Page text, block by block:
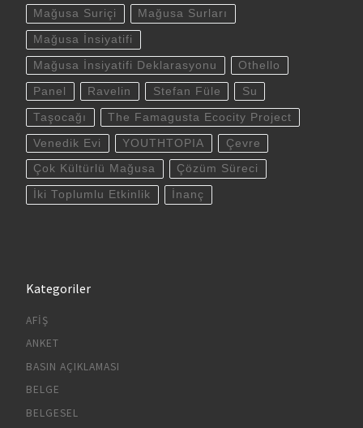
Mağusa Suriçi Mağusa Surları
Mağusa İnsiyatifi
Mağusa İnsiyatifi Deklarasyonu Othello
Panel Ravelin Stefan Füle Su
Taşocağı The Famagusta Ecocity Project
Venedik Evi YOUTHTOPIA Çevre
Çok Kültürlü Mağusa Çözüm Süreci
İki Toplumlu Etkinlik İnanç
Kategoriler
AFIŞ
ANKET
BASIN AÇIKLAMASI
BELGE
BELGESEL